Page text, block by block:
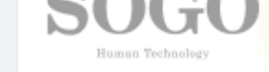
EMPRESAS
GUÍA DE COMPRA